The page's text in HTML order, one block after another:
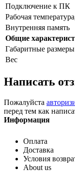
Подключение к ПК
Рабочая
Внутренняя память
Общие
Габаритные размеры
Вес
Написать
Пожалуйста
перед тем как
Информация
Оплата
Доставка
Условия
About us